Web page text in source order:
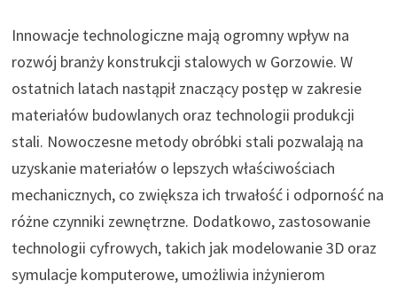
Innowacje technologiczne mają ogromny wpływ na
rozwój branży konstrukcji stalowych w Gorzowie. W
ostatnich latach nastąpił znaczący postęp w zakresie
materiałów budowlanych oraz technologii produkcji
stali. Nowoczesne metody obróbki stali pozwalają na
uzyskanie materiałów o lepszych właściwościach
mechanicznych, co zwiększa ich trwałość i odporność na
różne czynniki zewnętrzne. Dodatkowo, zastosowanie
technologii cyfrowych, takich jak modelowanie 3D oraz
symulacje komputerowe, umożliwia inżynierom